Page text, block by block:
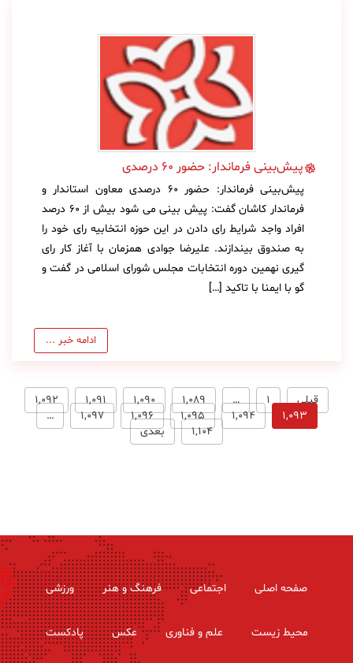
پیش‌بینی فرماندار: حضور 60 درصدی
پیش‌بینی فرماندار: حضور 60 درصدی معاون استاندار و
فرماندار كاشان گفت: پیش بینی می شود بیش از ۶۰ درصد
افراد واجد شرایط رای دادن در این حوزه انتخابیه رای خود را
به صندوق بیندازند. علیرضا جوادی همزمان با آغاز كار رای
گیری نهمین دوره انتخابات مجلس شورای اسلامی در گفت و
گو با ایمنا با تاكید […]
ادامه خبر ...
قبلی 1
…
1,089
1,090
1,091
1,092
1,093
1,094
1,095
1,096
1,097
…
1,104
بعدی
صفحه اصلی اجتماعی فرهنگ و هنر ورزشی
محیط زیست علم و فناوری عکس پادکست